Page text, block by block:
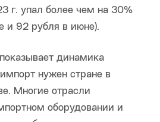
г. упал более чем на 30%
и 92 рубля в июне).
динамика
нужен стране в
Многие отрасли
оборудовании и